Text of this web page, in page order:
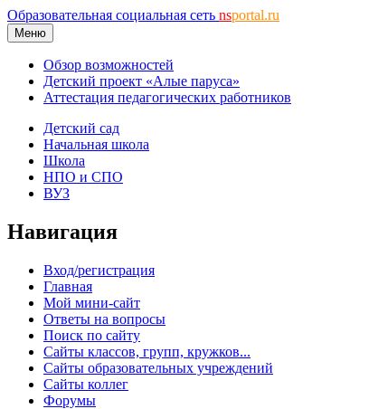
Образовательная социальная сеть nsportal.ru
Меню
Обзор возможностей
Детский проект «Алые паруса»
Аттестация педагогических работников
Детский сад
Начальная школа
Школа
НПО и СПО
ВУЗ
Навигация
Вход/регистрация
Главная
Мой мини-сайт
Ответы на вопросы
Поиск по сайту
Сайты классов, групп, кружков...
Сайты образовательных учреждений
Сайты коллег
Форумы